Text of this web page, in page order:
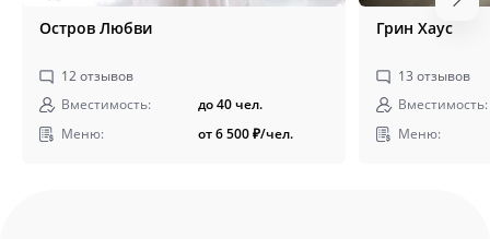
Остров Любви
12отзывов
Вместимость:
до 40 чел.
Меню:
от 6 500₽/чел.
Грин Хаус
13 отзывов
Вместимость:
Меню: